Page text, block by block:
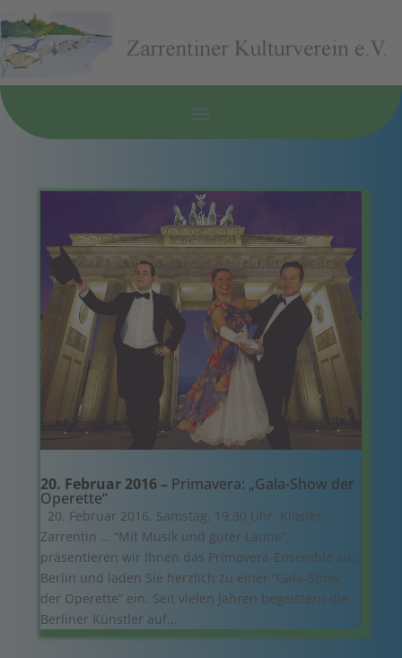
20. Februar 2016 – Primavera: „Gala-Show der
Operette“
20. Februar 2016, Samstag, 19.30 Uhr, Kloster
Zarrentin … “Mit Musik und guter Laune”
präsentieren wir Ihnen das Primavera-Ensemble aus
Berlin und laden Sie herzlich zu einer “Gala-Show
der Operette” ein. Seit vielen Jahren begeistern die
Berliner Künstler auf...